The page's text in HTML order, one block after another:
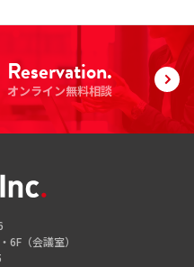
Reservation.
オンライン無料相談
6F（会議室）